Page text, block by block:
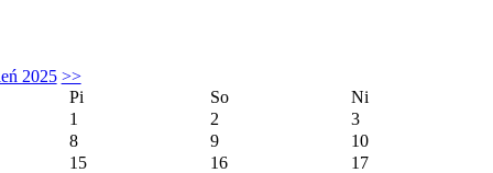
2025 >>
Pi
So
Ni
1
2
3
8
9
10
15
16
17